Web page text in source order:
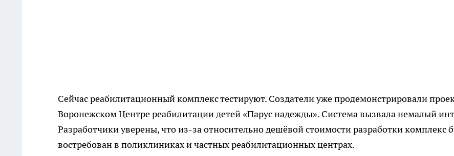
Сейчас реабилитационный комплекс тестируют. Создатели уже продемонстрировали
Воронежском Центре реабилитации детей «Парус надежды». Система вызвала немалый
Разработчики уверены, что из-за относительно дешёвой стоимости разработки комплекс
востребован в поликлиниках и частных реабилитационных центрах.